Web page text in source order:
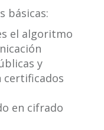
básicas:
el algoritmo
y
certificados
en cifrado